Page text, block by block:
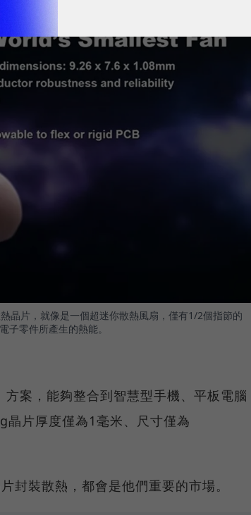
晶片，就像是一個超迷你散熱風扇，僅有1/2個指節的
子零件所產生的熱能。
案，能夠整合到智慧型手機、平板電腦
片厚度僅為1毫米、尺寸僅為
封裝散熱，都會是他們重要的市場。